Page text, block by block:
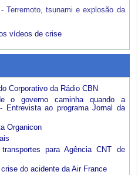
Terremoto, tsunami e explosão da
vídeos de crise
Corporativo da Rádio CBN
o governo caminha quando a
Entrevista ao programa Jornal da
Organicon
para Agência CNT de
do acidente da Air France